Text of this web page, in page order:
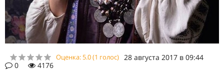
Оценка:5.0(1 голос)
28 августа 2017 в 09:44
0
4176